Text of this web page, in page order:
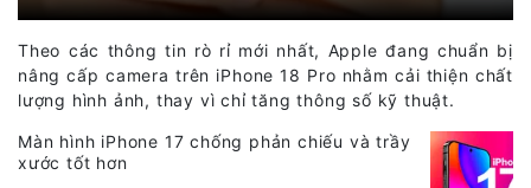
Theo các thông tin rò rỉ mới nhất, Apple đang chuẩn bị
nâng cấp camera trên iPhone 18 Pro nhằm cải thiện chất
lượng hình ảnh, thay vì chỉ tăng thông số kỹ thuật.
Màn hình iPhone 17 chống phản chiếu và trầy
xước tốt hơn